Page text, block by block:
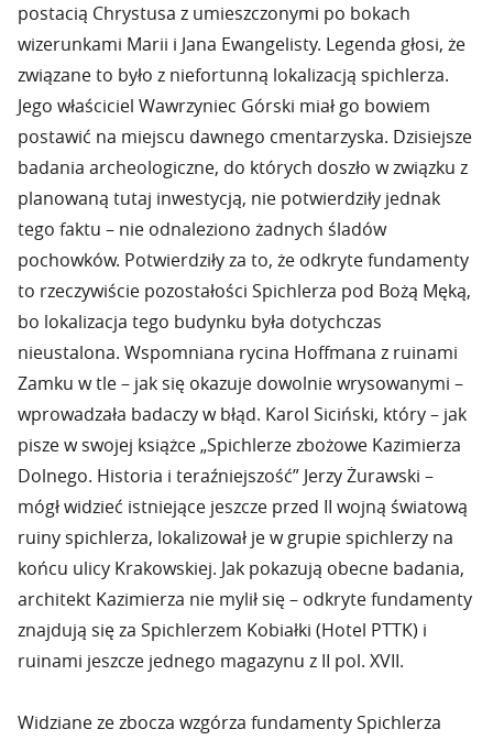
postacią Chrystusa z umieszczonymi po bokach
wizerunkami Marii i Jana Ewangelisty. Legenda głosi, że
związane to było z niefortunną lokalizacją spichlerza.
Jego właściciel Wawrzyniec Górski miał go bowiem
postawić na miejscu dawnego cmentarzyska. Dzisiejsze
badania archeologiczne, do których doszło w związku z
planowaną tutaj inwestycją, nie potwierdziły jednak
tego faktu – nie odnaleziono żadnych śladów
pochowków. Potwierdziły za to, że odkryte fundamenty
to rzeczywiście pozostałości Spichlerza pod Bożą Męką,
bo lokalizacja tego budynku była dotychczas
nieustalona. Wspomniana rycina Hoffmana z ruinami
Zamku w tle – jak się okazuje dowolnie wrysowanymi –
wprowadzała badaczy w błąd. Karol Siciński, który – jak
pisze w swojej książce „Spichlerze zbożowe Kazimierza
Dolnego. Historia i teraźniejszość” Jerzy Żurawski –
mógł widzieć istniejące jeszcze przed II wojną światową
ruiny spichlerza, lokalizował je w grupie spichlerzy na
końcu ulicy Krakowskiej. Jak pokazują obecne badania,
architekt Kazimierza nie mylił się – odkryte fundamenty
znajdują się za Spichlerzem Kobiałki (Hotel PTTK) i
ruinami jeszcze jednego magazynu z II pol. XVII.
Widziane ze zbocza wzgórza fundamenty Spichlerza